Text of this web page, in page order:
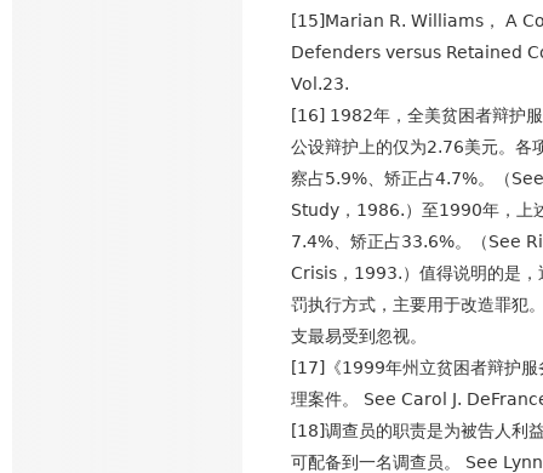
[15]Marian R. Williams， A
Defenders versus Retained
Vol.23.
[16] 1982年，全美贫困者辩护
公设辩护上的仅为2.76美元。各
察占5.9%、矫正占4.7%。（
Study，1986.）至1990年，上
7.4%、矫正占33.6%。（See
Crisis，1993.）值得说明的是，
罚执行方式，主要用于改造罪犯
支最易受到忽视。
[17]《1999年州立贫困者辩护服
理案件。 See Carol J.
[18]调查员的职责是为被告人利
可配备到一名调查员。 See